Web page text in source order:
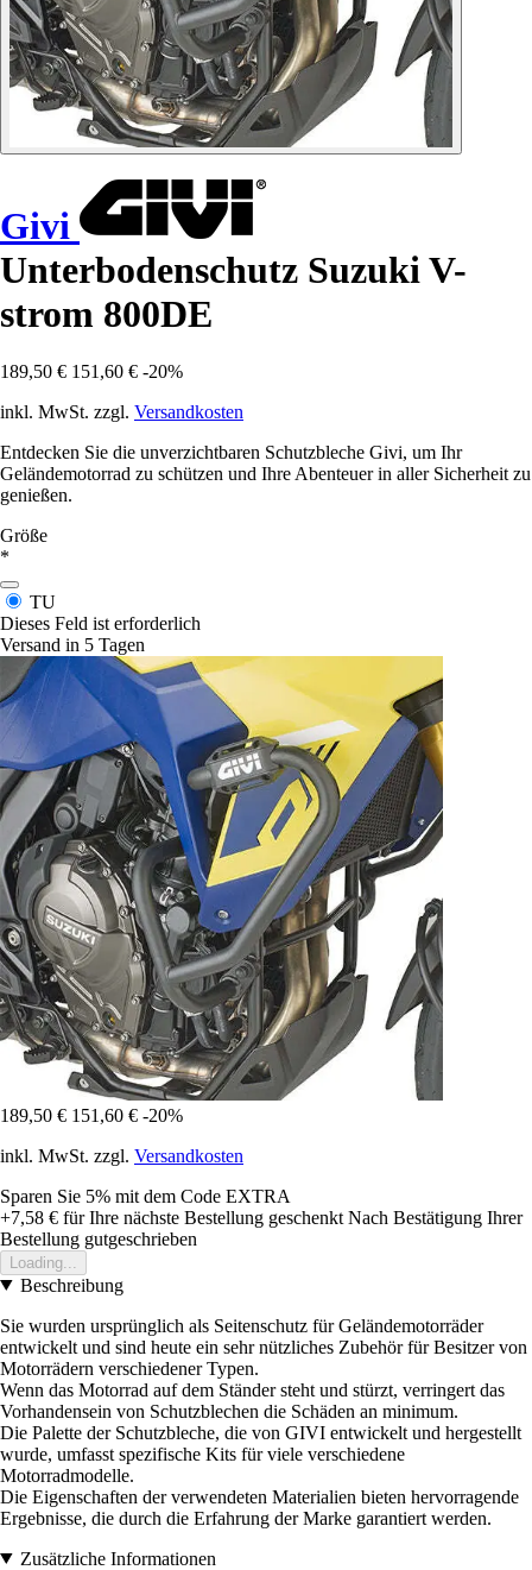
Givi
Unterbodenschutz Suzuki V-
strom 800DE
189,50 € 151,60 € -20%
inkl. MwSt. zzgl. Versandkosten
Entdecken Sie die unverzichtbaren Schutzbleche Givi, um Ihr
Geländemotorrad zu schützen und Ihre Abenteuer in aller Sicherheit zu
genießen.
Größe
*
TU
Dieses Feld ist erforderlich
Versand in 5 Tagen
189,50 € 151,60 € -20%
inkl. MwSt. zzgl. Versandkosten
Sparen Sie 5% mit dem Code EXTRA
+7,58 € für Ihre nächste Bestellung geschenkt Nach Bestätigung Ihrer
Bestellung gutgeschrieben
Loading...
Beschreibung
Sie wurden ursprünglich als Seitenschutz für Geländemotorräder
entwickelt und sind heute ein sehr nützliches Zubehör für Besitzer von
Motorrädern verschiedener Typen.
Wenn das Motorrad auf dem Ständer steht und stürzt, verringert das
Vorhandensein von Schutzblechen die Schäden an minimum.
Die Palette der Schutzbleche, die von GIVI entwickelt und hergestellt
wurde, umfasst spezifische Kits für viele verschiedene
Motorradmodelle.
Die Eigenschaften der verwendeten Materialien bieten hervorragende
Ergebnisse, die durch die Erfahrung der Marke garantiert werden.
Zusätzliche Informationen